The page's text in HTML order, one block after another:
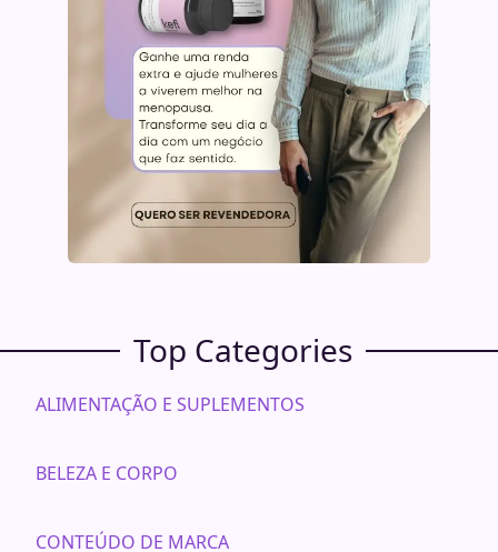
Top Categories
ALIMENTAÇÃO E SUPLEMENTOS
BELEZA E CORPO
CONTEÚDO DE MARCA